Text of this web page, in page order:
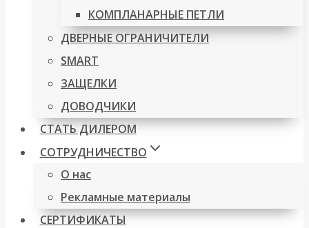
КОМПЛАНАРНЫЕ ПЕТЛИ
ДВЕРНЫЕ ОГРАНИЧИТЕЛИ
SMART
ЗАЩЕЛКИ
ДОВОДЧИКИ
СТАТЬ ДИЛЕРОМ
СОТРУДНИЧЕСТВО
О нас
Рекламные материалы
СЕРТИФИКАТЫ